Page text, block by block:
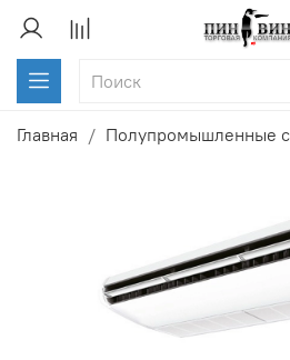
Главная Полупромышленные